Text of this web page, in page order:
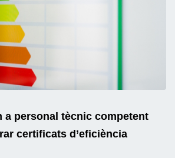
a personal tècnic competent
certificats d’eficiència